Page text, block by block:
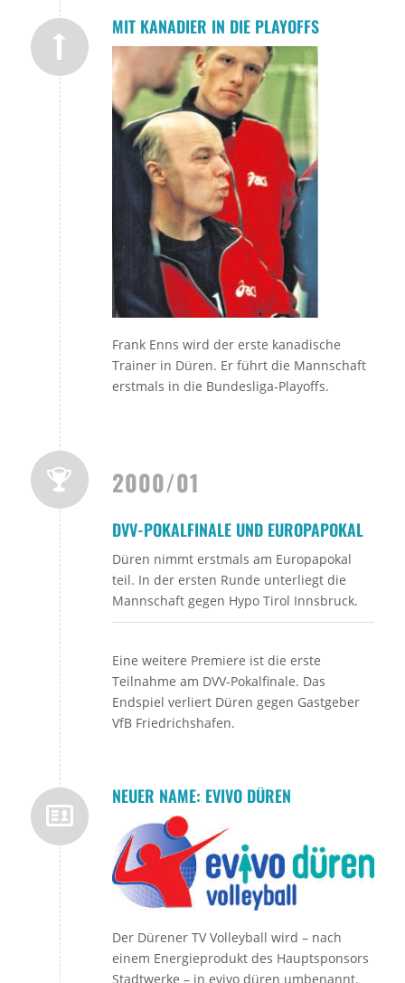
MIT KANADIER IN DIE PLAYOFFS
Frank Enns wird der erste kanadische
Trainer in Düren. Er führt die Mannschaft
erstmals in die Bundesliga-Playoffs.
2000/01
DVV-POKALFINALE UND EUROPAPOKAL
Düren nimmt erstmals am Europapokal
teil. In der ersten Runde unterliegt die
Mannschaft gegen Hypo Tirol Innsbruck.
Eine weitere Premiere ist die erste
Teilnahme am DVV-Pokalfinale. Das
Endspiel verliert Düren gegen Gastgeber
VfB Friedrichshafen.
NEUER NAME: EVIVO DÜREN
Der Dürener TV Volleyball wird – nach
einem Energieprodukt des Hauptsponsors
Stadtwerke – in evivo düren umbenannt.